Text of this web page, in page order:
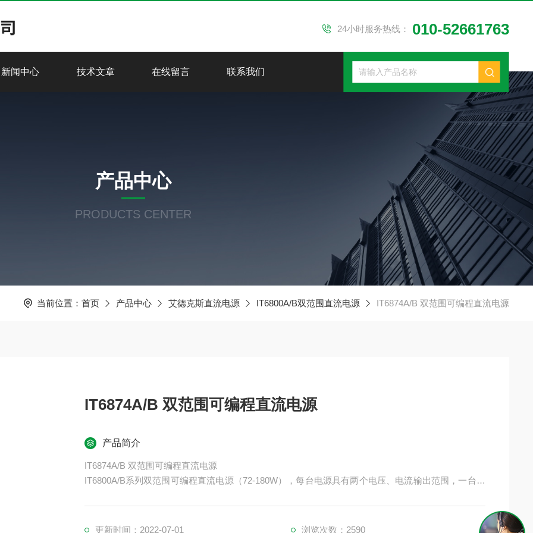
24小时服务热线： 010-52661763
新闻中心 技术文章 在线留言 联系我们
产品中心
PRODUCTS CENTER
当前位置： 首页 产品中心 艾德克斯直流电源 IT6800A/B双范围直流电源 IT6874A/B 双范围可编程直流电源
IT6874A/B 双范围可编程直流电源
产品简介
IT6874A/B 双范围可编程直流电源
IT6800A/B系列双范围可编程直流电源（72-180W），每台电源具有两个电压、电流输出范围，一台电
测等。
更新时间：2022-07-01 浏览次数：2590